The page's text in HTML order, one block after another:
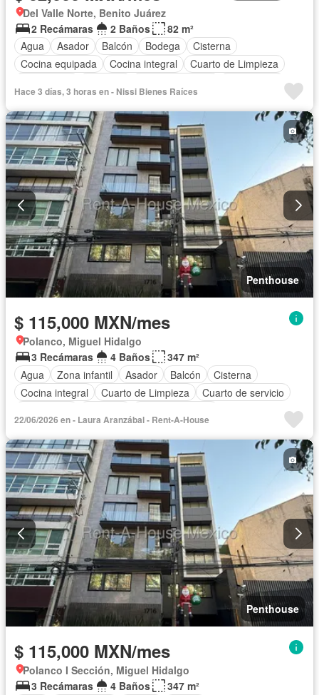
Del Valle Norte, Benito Juárez
2 Recámaras
2 Baños
82 m²
Agua
Asador Balcón Bodega
Cisterna
Cocina equipada
Cocina integral
Cuarto de Limpieza
Recámara con closet
Azotea Sin amueblar
Hace 3 días, 3 horas en - Nissi Bienes Raíces
Penthouse
$ 115,000 MXN/mes
Polanco, Miguel Hidalgo
3 Recámaras
4 Baños
347 m²
Agua
Zona infantil Asador Balcón
Cisterna
Cocina integral
Cuarto de Limpieza
Cuarto de servicio
Recámara con closet
Azotea Seguridad
Sin amueblar
22/06/2026 en - Laura Aranzábal - Rent-A-House
Penthouse
$ 115,000 MXN/mes
Polanco I Sección, Miguel Hidalgo
3 Recámaras
4 Baños
347 m²